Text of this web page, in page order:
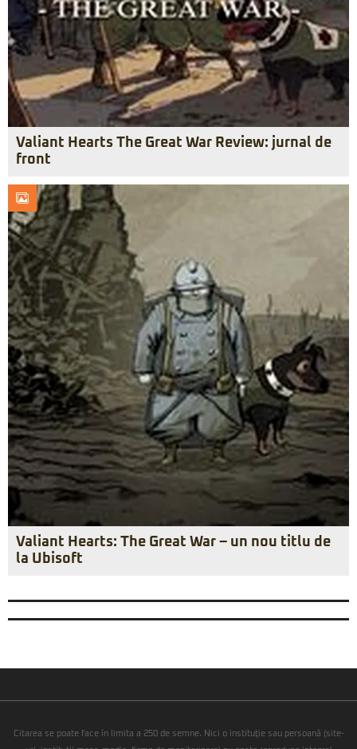
Valiant Hearts The Great War Review: jurnal de
front
Valiant Hearts: The Great War – un nou titlu de
la Ubisoft
Citarea se poate face în limita a 250 de semne. Nici o instituţie sau persoană (site-